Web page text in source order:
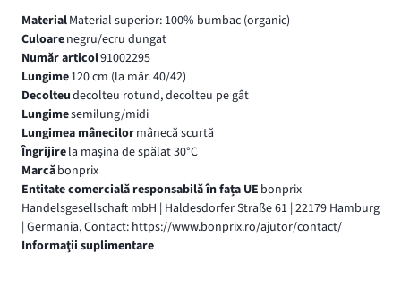
MaterialMaterial superior: 100% bumbac (organic)
Culoarenegru/ecru dungat
Număr articol91002295
Lungime120 cm (la măr. 40/42)
Decolteudecolteu rotund, decolteu pe gât
Lungimesemilung/midi
Lungimea mânecilormânecă scurtă
Îngrijirela maşina de spălat 30°C
Marcăbonprix
Entitate comercială responsabilă în fața UE bonprix
Handelsgesellschaft mbH | Haldesdorfer Straße 61 | 22179 Hamburg
| Germania, Contact: https://www.bonprix.ro/ajutor/contact/
Informaţii suplimentare